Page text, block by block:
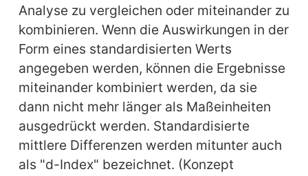
Analyse zu vergleichen oder miteinander zu
kombinieren. Wenn die Auswirkungen in der
Form eines standardisierten Werts
angegeben werden, können die Ergebnisse
miteinander kombiniert werden, da sie
dann nicht mehr länger als Maßeinheiten
ausgedrückt werden. Standardisierte
mittlere Differenzen werden mitunter auch
als "d-Index" bezeichnet. (Konzept